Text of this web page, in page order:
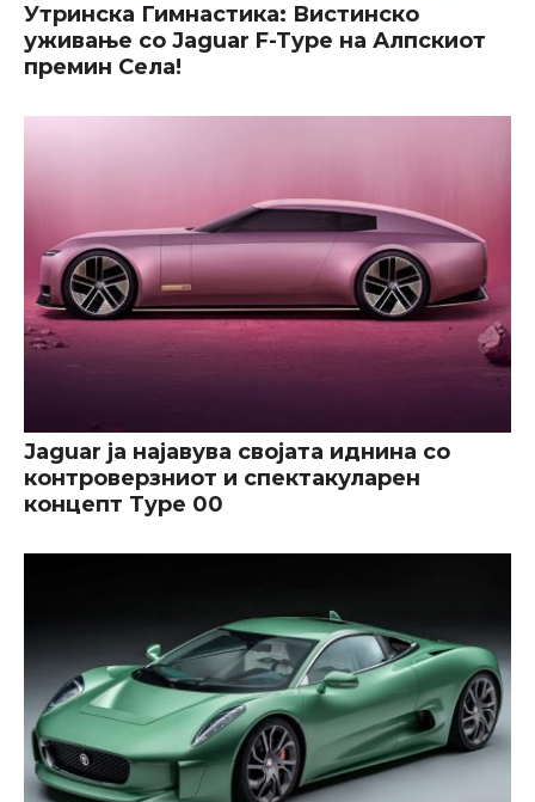
Утринска Гимнастика: Вистинско
уживање со Jaguar F-Type на Алпскиот
премин Села!
Jaguar ја најавува својата иднина со
контроверзниот и спектакуларен
концепт Type 00